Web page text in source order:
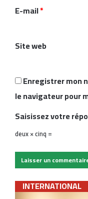
i
*
E-mail*
Site web
Enregistrer mon
le navigateur pour
Saisissez votre
deux × cinq =
INTERNATIONAL